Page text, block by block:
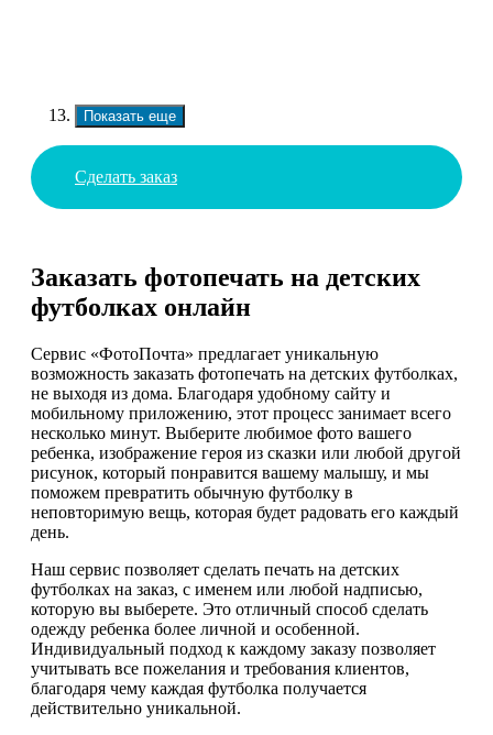
Показать еще
Сделать заказ
Заказать фотопечать на детских
футболках онлайн
Сервис «ФотоПочта» предлагает уникальную
возможность заказать фотопечать на детских футболках,
не выходя из дома. Благодаря удобному сайту и
мобильному приложению, этот процесс занимает всего
несколько минут. Выберите любимое фото вашего
ребенка, изображение героя из сказки или любой другой
рисунок, который понравится вашему малышу, и мы
поможем превратить обычную футболку в
неповторимую вещь, которая будет радовать его каждый
день.
Наш сервис позволяет сделать печать на детских
футболках на заказ, с именем или любой надписью,
которую вы выберете. Это отличный способ сделать
одежду ребенка более личной и особенной.
Индивидуальный подход к каждому заказу позволяет
учитывать все пожелания и требования клиентов,
благодаря чему каждая футболка получается
действительно уникальной.